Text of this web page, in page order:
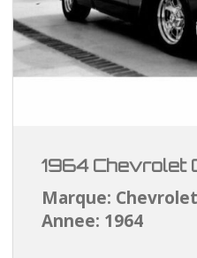
1964 Chevrolet
Marque: Chevrolet
Annee: 1964